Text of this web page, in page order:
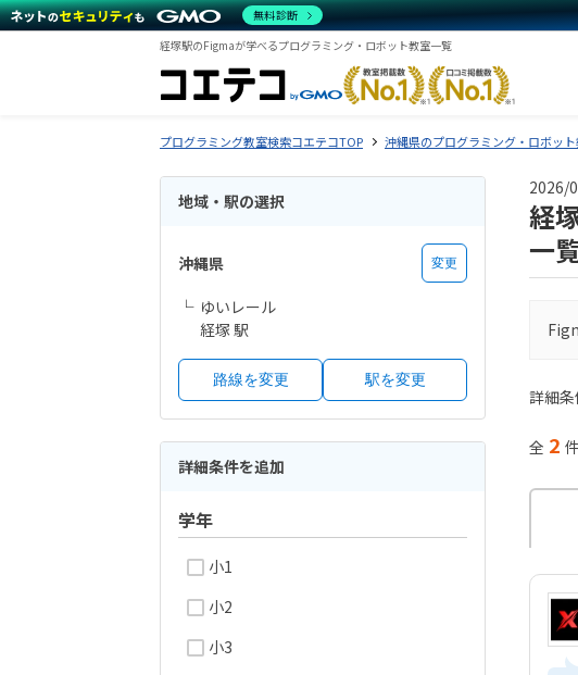
経塚駅のFigmaが学べるプログラミング・ロボット教室一覧
プログラミング教室検索コエテコTOP 沖縄県のプログラミング・ロボッ
地域・駅の選択
沖縄県 変更
ゆいレール
経塚 駅
路線を変更 駅を変更
詳細条件を追加
学年
小1
小2
小3
2026/
経
一
詳細条
全 2 件
無料診断